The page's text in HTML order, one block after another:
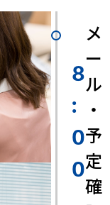
8
:
0
0
メ
ー
ル
・
予
定
確